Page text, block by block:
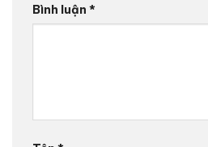
Bình luận *